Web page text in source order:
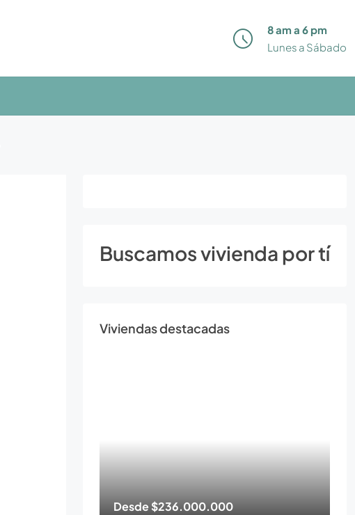
8 am a 6 pm
Lunes a Sábado
Buscamos vivienda por tí
Viviendas destacadas
Desde$236.000.000